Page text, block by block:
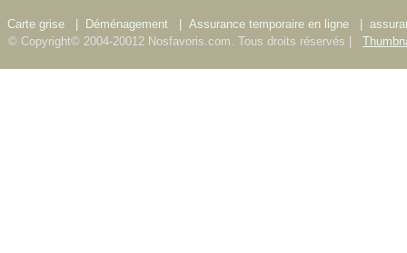
Carte grise Déménagement Assurance temporaire en ligne
© Copyright© 2004-20012 Nosfavoris.com. Tous droits réservés |